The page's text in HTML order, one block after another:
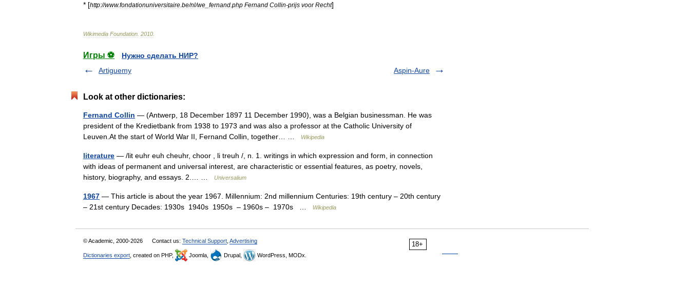
* [http://www.fondationuniversitaire be/nl/we fernand php Fernand Collin-prijs voor Recht]
Wikimedia Foundation 2010
Игры ⚽
Нужно сделать НИР?
Artiguemy
Aspin-Aure
Look at other dictionaries:
Fernand Collin — (Antwerp, 18 December 1897 11 December 1990), was a Belgian businessman. He was
president of the Kredietbank from 1938 to 1973 and was also a professor at the Catholic University of
Leuven.At the start of World War II, Fernand Collin, together… …
Wikipedia
literature — /lit euhr euh cheuhr, choor , li treuh /, n. 1. writings in which expression and form, in connection
with ideas of permanent and universal interest, are characteristic or essential features, as poetry, novels,
history, biography, and essays. 2.… …
Universalium
1967 — This article is about the year 1967. Millennium: 2nd millennium Centuries: 19th century – 20th century
– 21st century Decades: 1930s 1940s 1950s – 1960s – 1970s …
Wikipedia
18+
© Academic, 2000-2026 Contact us: Technical Support Advertising
Dictionaries export , created on PHP, Joomla, Drupal, WordPress, MODx.